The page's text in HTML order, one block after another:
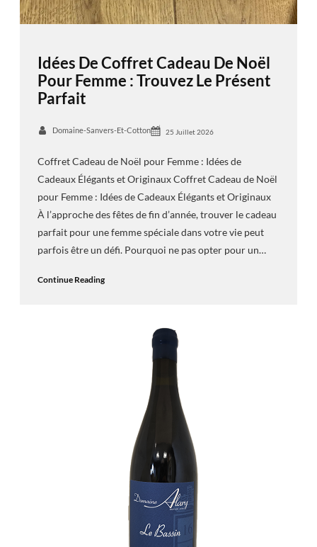
Idées De Coffret Cadeau De Noël
Pour Femme : Trouvez Le Présent
Parfait
Domaine-Sanvers-Et-Cotton 25 Juillet 2026
Coffret Cadeau de Noël pour Femme : Idées de
Cadeaux Élégants et Originaux Coffret Cadeau de Noël
pour Femme : Idées de Cadeaux Élégants et Originaux
À l’approche des fêtes de fin d’année, trouver le cadeau
parfait pour une femme spéciale dans votre vie peut
parfois être un défi. Pourquoi ne pas opter pour un…
Continue Reading